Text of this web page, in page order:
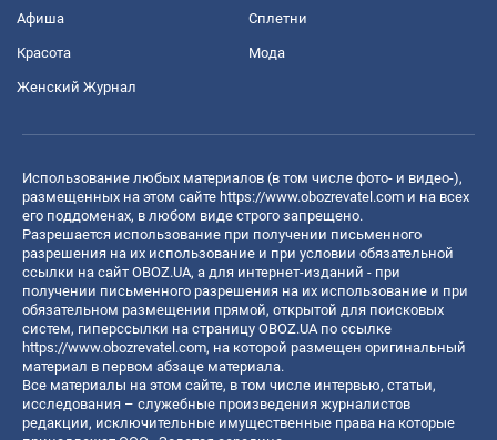
Афиша Сплетни
Красота Мода
Женский Журнал
Использование любых материалов (в том числе фото- и видео-),
размещенных на этом сайте https://www.obozrevatel.com и на всех
его поддоменах, в любом виде строго запрещено.
Разрешается использование при получении письменного
разрешения на их использование и при условии обязательной
ссылки на сайт OBOZ.UA, а для интернет-изданий - при
получении письменного разрешения на их использование и при
обязательном размещении прямой, открытой для поисковых
систем, гиперссылки на страницу OBOZ.UA по ссылке
https://www.obozrevatel.com, на которой размещен оригинальный
материал в первом абзаце материала.
Все материалы на этом сайте, в том числе интервью, статьи,
исследования – служебные произведения журналистов
редакции, исключительные имущественные права на которые